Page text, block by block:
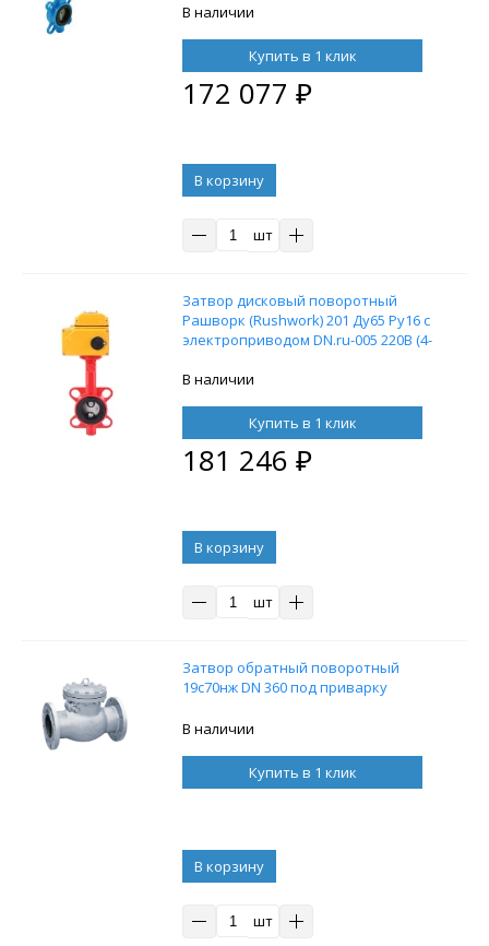
052, ручным дублером HDM-1 и с
позиционером DN.ru YT-1000RSI с
обратной связью
В наличии
Купить в 1 клик
172 077 ₽
В корзину
шт
Затвор дисковый поворотный
Рашворк (Rushwork) 201 Ду65 Ру16 с
электроприводом DN.ru-005 220В (4-
В наличии
Купить в 1 клик
181 246 ₽
В корзину
шт
Затвор обратный поворотный
19с70нж DN 360 под приварку
В наличии
Купить в 1 клик
В корзину
шт